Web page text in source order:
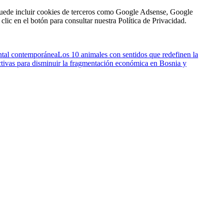
incluir cookies de terceros como Google Adsense, Google
en el botón para consultar nuestra Política de Privacidad.
contemporáneaLos 10 animales con sentidos que redefinen la
para disminuir la fragmentación económica en Bosnia y